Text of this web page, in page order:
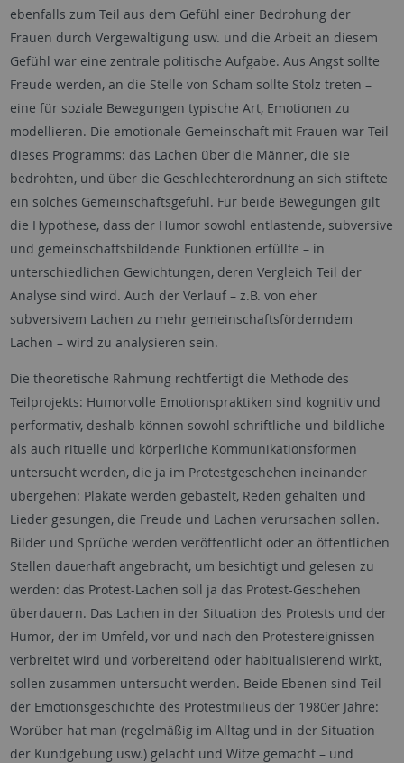
ebenfalls zum Teil aus dem Gefühl einer Bedrohung der
Frauen durch Vergewaltigung usw. und die Arbeit an diesem
Gefühl war eine zentrale politische Aufgabe. Aus Angst sollte
Freude werden, an die Stelle von Scham sollte Stolz treten –
eine für soziale Bewegungen typische Art, Emotionen zu
modellieren. Die emotionale Gemeinschaft mit Frauen war Teil
dieses Programms: das Lachen über die Männer, die sie
bedrohten, und über die Geschlechterordnung an sich stiftete
ein solches Gemeinschaftsgefühl. Für beide Bewegungen gilt
die Hypothese, dass der Humor sowohl entlastende, subversive
und gemeinschaftsbildende Funktionen erfüllte – in
unterschiedlichen Gewichtungen, deren Vergleich Teil der
Analyse sind wird. Auch der Verlauf – z.B. von eher
subversivem Lachen zu mehr gemeinschaftsförderndem
Lachen – wird zu analysieren sein.
Die theoretische Rahmung rechtfertigt die Methode des
Teilprojekts: Humorvolle Emotionspraktiken sind kognitiv und
performativ, deshalb können sowohl schriftliche und bildliche
als auch rituelle und körperliche Kommunikationsformen
untersucht werden, die ja im Protestgeschehen ineinander
übergehen: Plakate werden gebastelt, Reden gehalten und
Lieder gesungen, die Freude und Lachen verursachen sollen.
Bilder und Sprüche werden veröffentlicht oder an öffentlichen
Stellen dauerhaft angebracht, um besichtigt und gelesen zu
werden: das Protest-Lachen soll ja das Protest-Geschehen
überdauern. Das Lachen in der Situation des Protests und der
Humor, der im Umfeld, vor und nach den Protestereignissen
verbreitet wird und vorbereitend oder habitualisierend wirkt,
sollen zusammen untersucht werden. Beide Ebenen sind Teil
der Emotionsgeschichte des Protestmilieus der 1980er Jahre:
Worüber hat man (regelmäßig im Alltag und in der Situation
der Kundgebung usw.) gelacht und Witze gemacht – und